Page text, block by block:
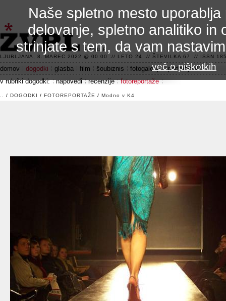
3.2 alfa R
LJUBLJANA, 8. MAREC 2022 @ 00:00 :// LETO 24 :// ŠTEVILKA 67 :// ISSN
domov dogodki glasba film šoubiznis fotogalerije
področje 42
v rubriki dogodki:
napovedi recenzije fotoreportaže
/ DOGODKI / FOTOREPORTAŽE / Modno v K4
Naše spletno mesto
delovanje, spletno analitiko in
strinjate s tem, da vam
več o piškotkih